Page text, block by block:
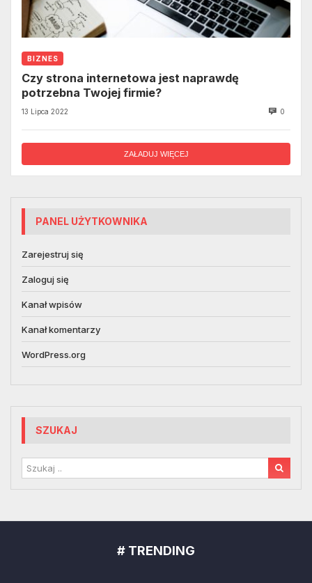
BIZNES
Czy strona internetowa jest naprawdę
potrzebna Twojej firmie?
13 Lipca 2022 0
ZAŁADUJ WIĘCEJ
PANEL UŻYTKOWNIKA
Zarejestruj się
Zaloguj się
Kanał wpisów
Kanał komentarzy
WordPress.org
SZUKAJ
# TRENDING